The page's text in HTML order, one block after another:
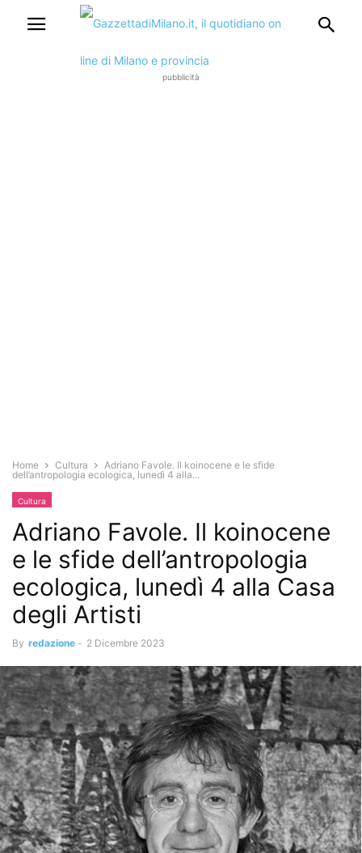
pubblicità
Home Cultura
Adriano Favole. Il koinocene e le sfide
dell’antropologia ecologica, lunedì 4 alla...
Cultura
Adriano Favole. Il koinocene
e le sfide dell’antropologia
ecologica, lunedì 4 alla Casa
degli Artisti
By redazione - 2 Dicembre 2023